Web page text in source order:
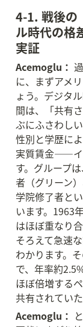
4-1. 戦後の
ル時代の
実証
Acemoglu：
に、まずアメ
ょう。デジタ
間は、「共有
ぶにふさわし
性別と学歴に
実質賃金——
す。グループ
者（グリーン
学院修了者と
います。1963
はほぼ重なり
そろえて急速
わかります。
で、年率約
ほぼ倍増する
共有されてい
Acemoglu：